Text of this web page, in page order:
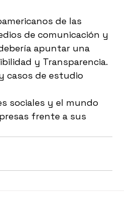
de las
de comunicación y
apuntar una
y Transparencia.
casos de estudio
sociales y el mundo
frente a sus